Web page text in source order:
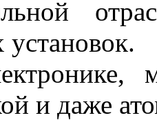
и даже